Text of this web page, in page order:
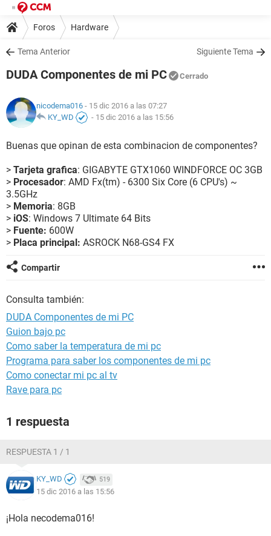
Foros Hardware
Tema Anterior Siguiente Tema
DUDA Componentes de mi PC Cerrado
nicodema016 - 15 dic 2016 a las 07:27
KY_WD
- 15 dic 2016 a las 15:56
Buenas que opinan de esta combinacion de componentes?
> Tarjeta grafica: GIGABYTE GTX1060 WINDFORCE OC 3GB
> Procesador: AMD Fx(tm) - 6300 Six Core (6 CPU's) ~
3.5GHz
> Memoria: 8GB
> iOS: Windows 7 Ultimate 64 Bits
> Fuente: 600W
> Placa principal: ASROCK N68-GS4 FX
Compartir
Consulta también:
DUDA Componentes de mi PC
Guion bajo pc
Como saber la temperatura de mi pc
Programa para saber los componentes de mi pc
Como conectar mi pc al tv
Rave para pc
1 respuesta
RESPUESTA 1 / 1
KY_WD 519
15 dic 2016 a las 15:56
¡Hola necodema016!